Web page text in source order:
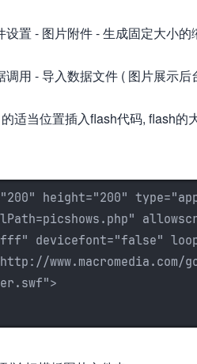
设置 - 图片附件 - 生成固定大小
调用 - 导入数据文件 ( 图片展示后
适当位置插入flash代码, flash的
height="200"
devicefont="false"